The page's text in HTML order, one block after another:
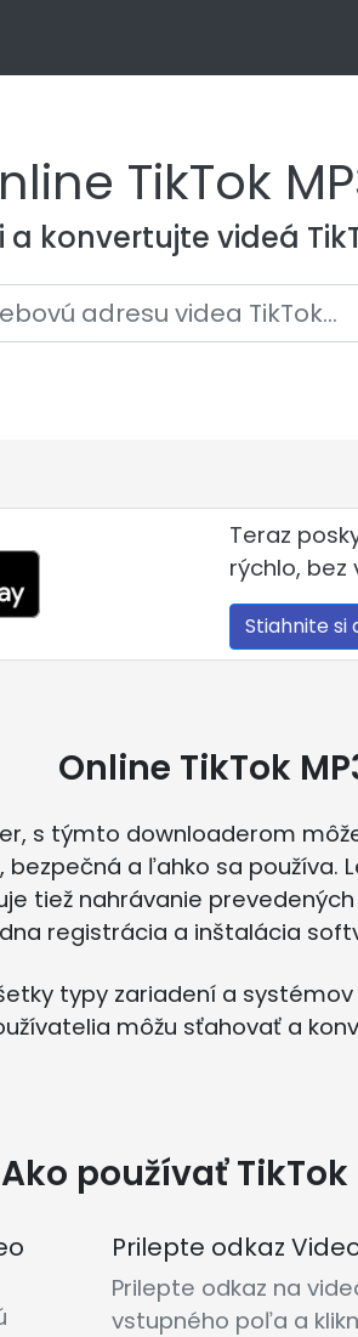
TikTok
a konvertujte videá
Teraz
rýchlo, bez
Stiahnite si
Online TikTok
s týmto downloaderom
bezpečná a ľahko sa
tiež nahrávanie
registrácia a inštalácia
typy zariadení a systémov
môžu sťahovať a
Ako používať
Prilepte odkaz
Prilepte odkaz na
vstupného poľa a